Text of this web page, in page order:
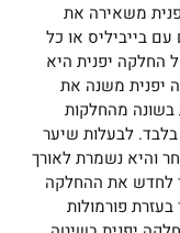
משאירה את
בייביליס או כל
החלקה יפנית היא
יפנית משנה את
בשונה מהחלקות
לבעלות שיער
והיא נשמרת לאורך
לחדש את ההחלקה
פורמולות